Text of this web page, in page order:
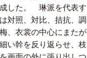
した。 琳派を代表す
対照、対比、拮抗、調
、衣裳の中心にまたが
い幹を反り返らせ、枝